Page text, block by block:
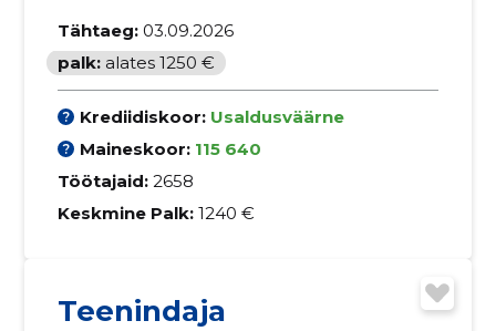
Tähtaeg: 03.09.2026
palk: alates 1250 €
Krediidiskoor: Usaldusväärne
Maineskoor: 115 640
Töötajaid: 2658
Keskmine Palk: 1240 €
Teenindaja